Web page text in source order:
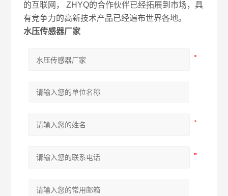
的互联网， ZHYQ的合作伙伴已经拓展到市场，具
有竞争力的高新技术产品已经遍布世界各地。
水压传感器厂家